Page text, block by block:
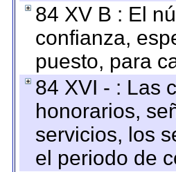
84 XV B : El
confianza,
puesto, para
84 XVI - : Las
honorarios,
servicios, los
el periodo de